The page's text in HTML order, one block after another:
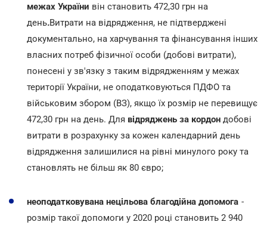
межах України він становить 472,30 грн на
день.Витрати на відрядження, не підтверджені
документально, на харчування та фінансування інших
власних потреб фізичної особи (добові витрати),
понесені у зв'язку з таким відрядженням у межах
території України, не оподатковуються ПДФО та
військовим збором (ВЗ), якщо їх розмір не перевищує
472,30 грн на день. Для відряджень за кордон добові
витрати в розрахунку за кожен календарний день
відрядження залишилися на рівні минулого року та
становлять не більш як 80 євро;
неоподатковувана нецільова благодійна допомога -
розмір такої допомоги у 2020 році становить 2 940